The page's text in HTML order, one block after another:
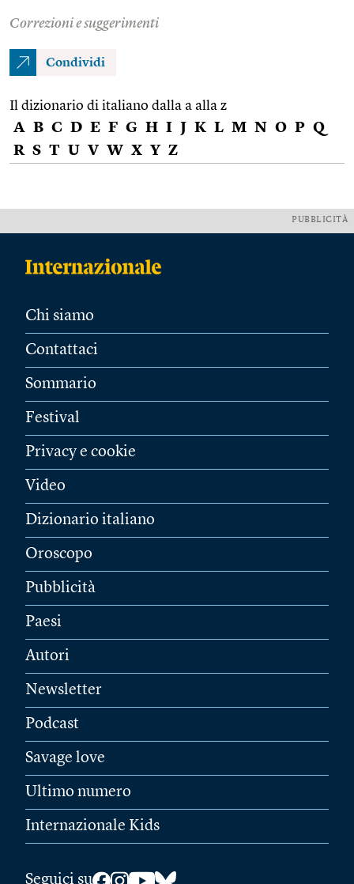
Correzioni e suggerimenti
Condividi
Il dizionario di italiano dalla a alla z
A B C D E F G H I J K L M N O P Q
R S T U V W X Y Z
PUBBLICITÀ
Chi siamo
Contattaci
Sommario
Festival
Privacy e cookie
Video
Dizionario italiano
Oroscopo
Pubblicità
Paesi
Autori
Newsletter
Podcast
Savage love
Ultimo numero
Internazionale Kids
Seguici su